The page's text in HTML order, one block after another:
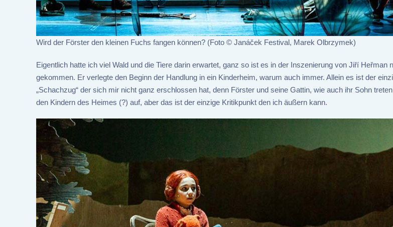
Wird der Förster den kleinen Fuchs fangen können? (Foto © Janáček Festival, Marek Olbrzymek)
Eigentlich hatte ich viel Wald und die Tiere darin erwartet, ganz so ist es in der Inszenierung von Jiří Heřman
gekommen. Er verlegte den Beginn der Handlung in ein Kinderheim, warum auch immer. Allein es ist der
„Schachzug“ der sich mir nicht ganz erschlossen hat, denn Förster und seine Gattin, wie auch ihr Sohn
den Kindern des Heimes (?) auf, aber das ist der einzige Kritikpunkt den ich äußern kann.